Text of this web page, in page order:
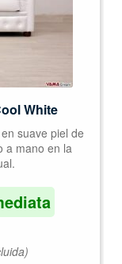
White
suave piel de
a mano en la